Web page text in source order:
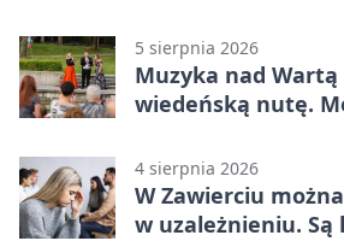
5 sierpnia 2026
Muzyka nad Wartą
wiedeńską nutę.
4 sierpnia 2026
W Zawierciu
w uzależnieniu.